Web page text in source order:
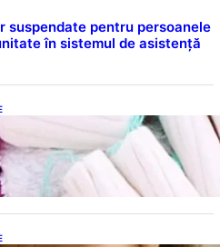
suspendate pentru persoanele
în sistemul de asistență
O analiză profundă
de metale toxice